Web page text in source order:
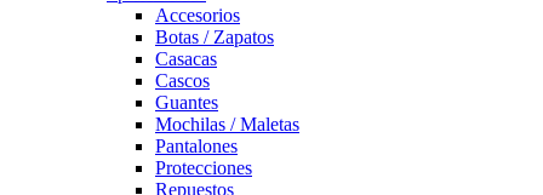
Accesorios
Botas / Zapatos
Casacas
Cascos
Guantes
Mochilas / Maletas
Pantalones
Protecciones
Repuestos